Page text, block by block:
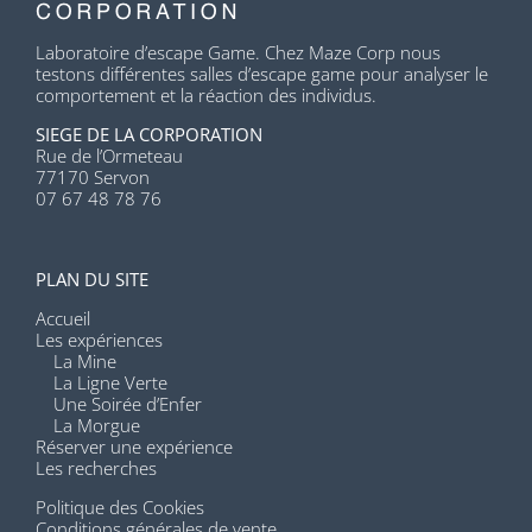
Laboratoire d’escape Game. Chez Maze Corp nous
testons différentes salles d’escape game pour analyser le
comportement et la réaction des individus.
SIEGE DE LA CORPORATION
Rue de l’Ormeteau
77170 Servon
07 67 48 78 76
PLAN DU SITE
Accueil
Les expériences
La Mine
La Ligne Verte
Une Soirée d’Enfer
La Morgue
Réserver une expérience
Les recherches
Politique des Cookies